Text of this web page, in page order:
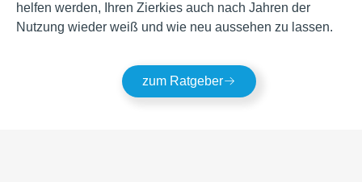
helfen werden, Ihren Zierkies auch nach Jahren der
Nutzung wieder weiß und wie neu aussehen zu lassen.
zum Ratgeber